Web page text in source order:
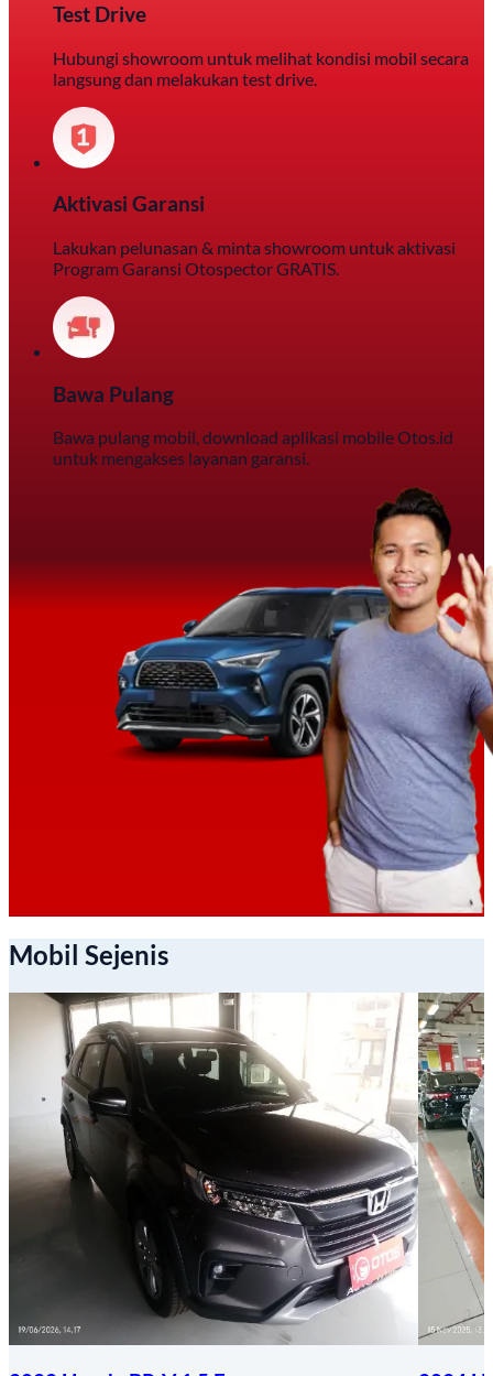
Test Drive
Hubungi showroom untuk melihat kondisi mobil secara
langsung dan melakukan test drive.
Aktivasi Garansi
Lakukan pelunasan & minta showroom untuk aktivasi
Program Garansi Otospector GRATIS.
Bawa Pulang
Bawa pulang mobil, download aplikasi mobile Otos.id
untuk mengakses layanan garansi.
Mobil Sejenis